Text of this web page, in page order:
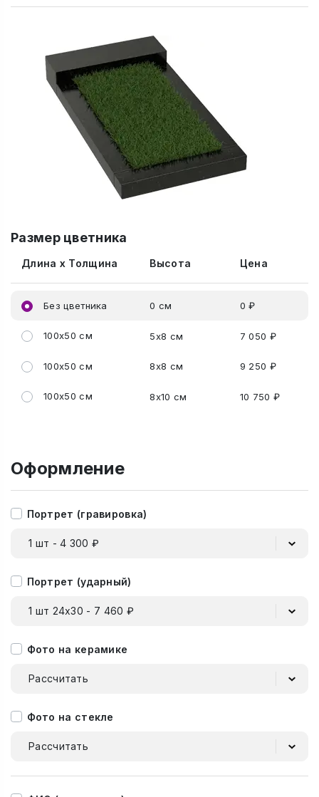
Размер цветника
Длина x Толщина Высота Цена
Без цветника 0 см 0 ₽
100x50 см 5x8 см 7 050 ₽
100x50 см 8x8 см 9 250 ₽
100x50 см 8x10 см 10 750 ₽
Оформление
Портрет (гравировка)
1 шт - 4 300 ₽
Портрет (ударный)
1 шт 24х30 - 7 460 ₽
Фото на керамике
Рассчитать
Фото на стекле
Рассчитать